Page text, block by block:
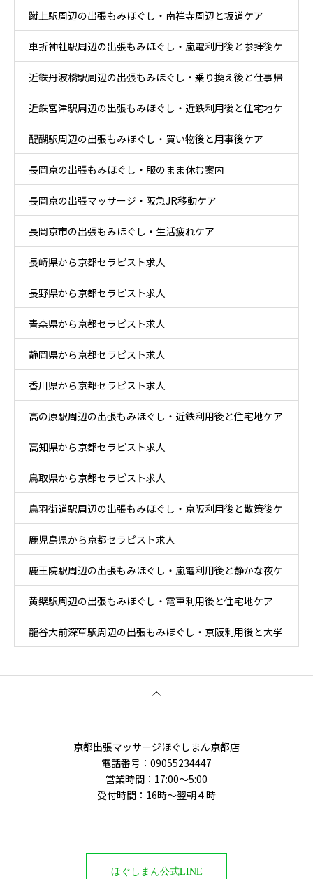
ア
蹴上駅周辺の出張もみほぐし・南禅寺周辺と坂道ケア
車折神社駅周辺の出張もみほぐし・嵐電利用後と参拝後ケ
ア
近鉄丹波橋駅周辺の出張もみほぐし・乗り換え後と仕事帰
りケア
近鉄宮津駅周辺の出張もみほぐし・近鉄利用後と住宅地ケ
ア
醍醐駅周辺の出張もみほぐし・買い物後と用事後ケア
長岡京の出張もみほぐし・服のまま休む案内
長岡京の出張マッサージ・阪急JR移動ケア
長岡京市の出張もみほぐし・生活疲れケア
長崎県から京都セラピスト求人
長野県から京都セラピスト求人
青森県から京都セラピスト求人
静岡県から京都セラピスト求人
香川県から京都セラピスト求人
高の原駅周辺の出張もみほぐし・近鉄利用後と住宅地ケア
高知県から京都セラピスト求人
鳥取県から京都セラピスト求人
鳥羽街道駅周辺の出張もみほぐし・京阪利用後と散策後ケ
ア
鹿児島県から京都セラピスト求人
鹿王院駅周辺の出張もみほぐし・嵐電利用後と静かな夜ケ
ア
黄檗駅周辺の出張もみほぐし・電車利用後と住宅地ケア
龍谷大前深草駅周辺の出張もみほぐし・京阪利用後と大学
京都出張マッサージほぐしまん京都店
電話番号：‭09055234447
営業時間：17:00～5:00
受付時間：16時〜翌朝４時
ほぐしまん公式LINE